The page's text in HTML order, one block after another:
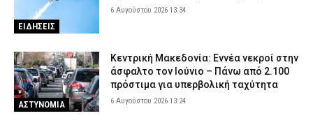
ΕΙΔΗΣΕΙΣ
6 Αυγούστου 2026 13:34
ΑΣΤΥΝΟΜΙΑ
Κεντρική Μακεδονία: Εννέα νεκροί στην
άσφαλτο τον Ιούνιο – Πάνω από 2.100
πρόστιμα για υπερβολική ταχύτητα
6 Αυγούστου 2026 13:24